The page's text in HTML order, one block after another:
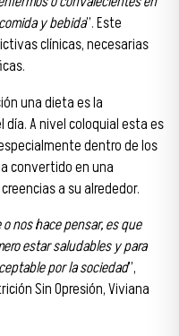
y bebida”. Este
clínicas, necesarias
una dieta es la
A nivel coloquial esta es
dentro de los
convertido en una
a su alrededor.
nos hace pensar, es que
estar saludables y para
por la sociedad”,
Sin Opresión, Viviana